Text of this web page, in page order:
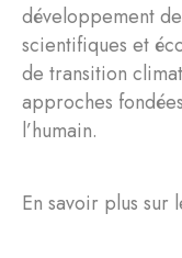
développement
scientifiques et
de transition
approches
l’humain.
En savoir plus sur